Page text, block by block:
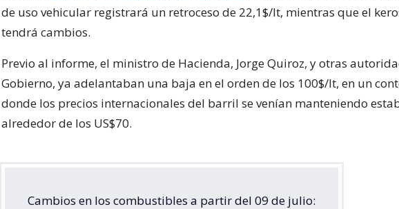
de uso vehicular registrará un retroceso de 22,1$/lt, mientras que el
tendrá cambios.
Previo al informe, el ministro de Hacienda, Jorge Quiroz, y otras
Gobierno, ya adelantaban una baja en el orden de los 100$/lt, en un
donde los precios internacionales del barril se venían manteniendo
alrededor de los US$70.
Cambios en los combustibles a partir del 09 de julio: